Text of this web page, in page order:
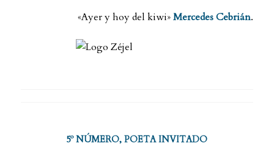
«Ayer y hoy del kiwi»Mercedes Cebrián.
5º NÚMERO,POETA INVITADO